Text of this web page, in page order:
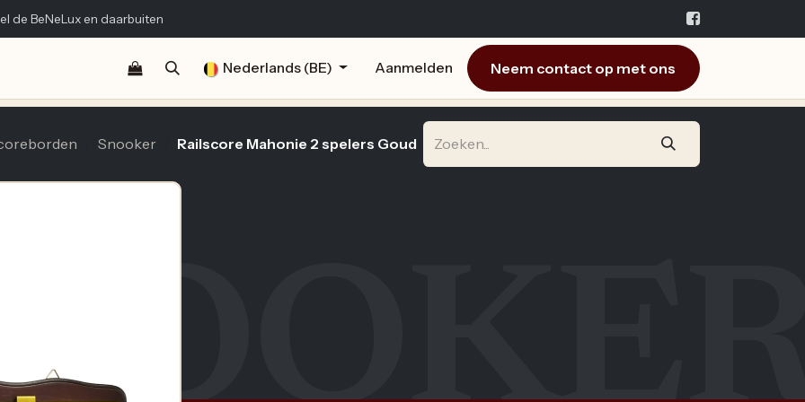
de BeNeLux en daarbuiten
Documentatie Publicaties Contact
Nederlands (BE) Aanmelden Neem contact op met ons
Snooker Railscore Mahonie 2 spelers Goud